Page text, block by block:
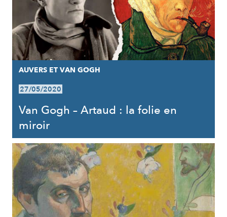
AUVERS ET VAN GOGH
27/05/2020
Van Gogh – Artaud : la folie en
miroir